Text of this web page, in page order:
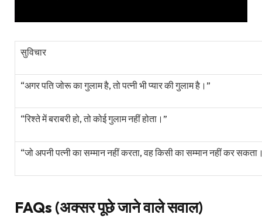
सुविचार
“अगर पति जोरू का गुलाम है, तो पत्नी भी प्यार की गुलाम है।”
“रिश्ते में बराबरी हो, तो कोई गुलाम नहीं होता।”
“जो अपनी पत्नी का सम्मान नहीं करता, वह किसी का सम्मान नहीं कर
FAQs (अक्सर पूछे जाने वाले सवाल)